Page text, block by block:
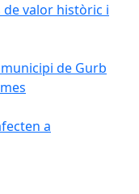
valor històric i
de Gurb
a